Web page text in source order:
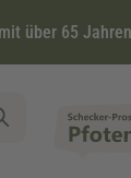
über 65